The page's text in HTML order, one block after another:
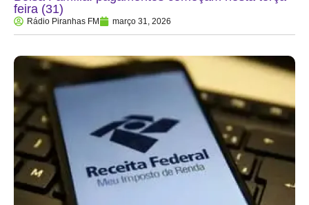
feira (31)
Rádio Piranhas FM março 31, 2026